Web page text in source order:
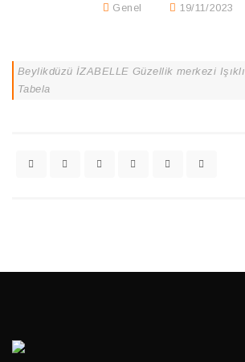
Genel 19/11/2023
Beylikdüzü İZABELLE Güzellik merkezi Işıklı
Tabela